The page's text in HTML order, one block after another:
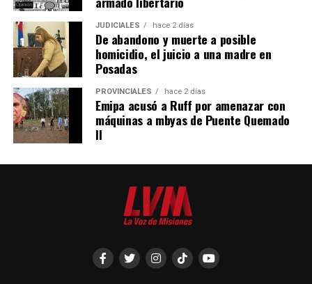
JUDICIALES hace 2 días
De abandono y muerte a posible
homicidio, el juicio a una madre en
Posadas
PROVINCIALES hace 2 días
Emipa acusó a Ruff por amenazar con
máquinas a mbyas de Puente Quemado
II